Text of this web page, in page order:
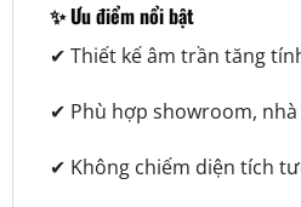
✨ Ưu điểm nổi bật
✔ Thiết kế âm trần tăng
✔ Phù hợp showroom, nhà
✔ Không chiếm diện tích